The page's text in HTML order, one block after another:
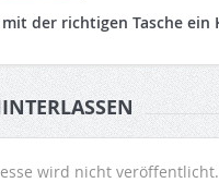
der richtigen Tasche ein
wird nicht veröffentlicht.